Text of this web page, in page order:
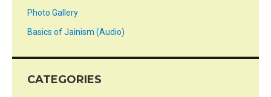
Photo Gallery
Basics of Jainism (Audio)
CATEGORIES